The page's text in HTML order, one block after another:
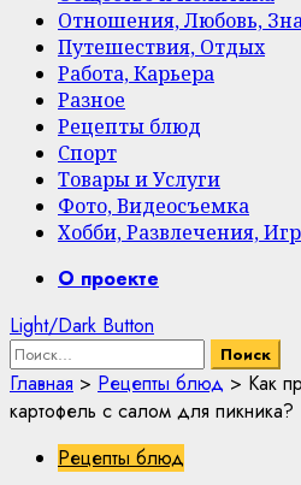
Отношения, Любовь,
Путешествия, Отдых
Работа, Карьера
Разное
Рецепты блюд
Спорт
Товары и Услуги
Фото, Видеосъемка
Хобби, Развлечения,
PrimaryО проекте
Light/Dark Button
Найти:
Главная > Рецепты блюд > Как
картофель с салом для пикника?
Рецепты блюд